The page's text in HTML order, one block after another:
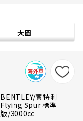
大圖
BENTLEY/賓特利
Flying Spur 標準
版/3000cc